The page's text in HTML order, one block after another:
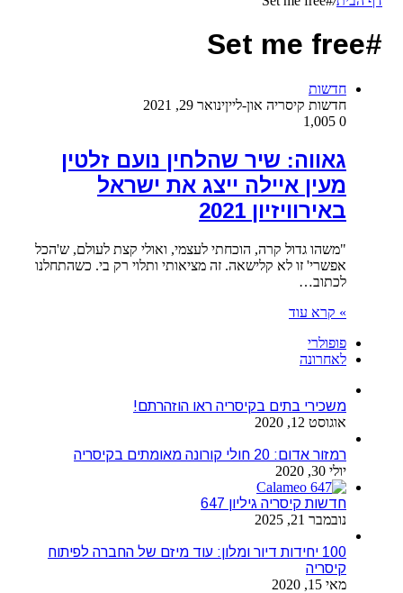
#Set me free
חדשות
חדשות קיסריה און-לייןינואר 29, 2021
0
גאווה: שיר שהלחין נועם זלטין
מעין איילה ייצג את ישראל
באירוויזיון 2021
"משהו גדול קרה, הוכחתי לעצמי, ואולי קצת לעולם, ש'הכל
אפשרי' זו לא קלישאה. זה מציאותי ותלוי רק בי. כשהתחלנו
לכתוב…
» קרא עוד
פופולרי
לאחרונה
משכירי בתים בקיסריה ראו הוזהרתם!
אוגוסט 12, 2020
רמזור אדום: 20 חולי קורונה מאומתים בקיסריה
יולי 30, 2020
חדשות קיסריה גיליון 647
נובמבר 21, 2025
100 יחידות דיור ומלון: עוד מיזם של החברה לפיתוח
קיסריה
מאי 15, 2020